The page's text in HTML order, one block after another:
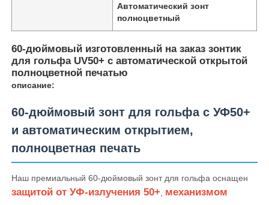
Главная страница
Продукция
Автоматический зонт
полноцветный
60-дюймовый изготовленный на заказ зонтик
для гольфа UV50+ с автоматической открытой
полноцветной печатью
описание:
60-дюймовый зонт для гольфа с УФ50+
и автоматическим открытием,
полноцветная печать
Наш премиальный 60-дюймовый зонт для гольфа оснащен
защитой от УФ-излучения 50+ механизмом